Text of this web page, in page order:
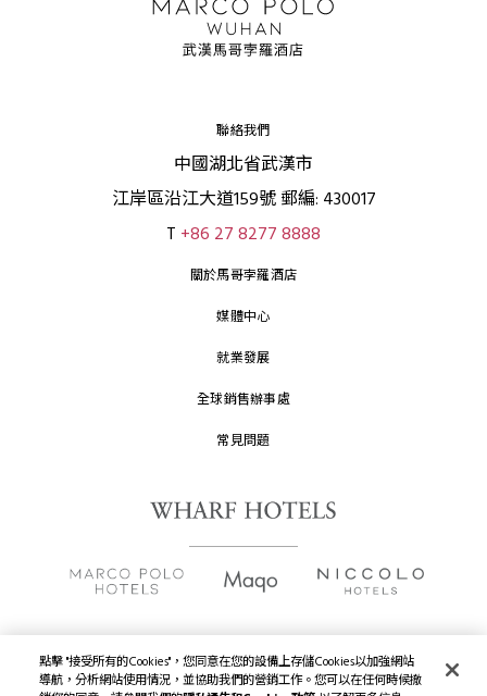
聯絡我們
中國湖北省武漢市
江岸區沿江大道159號 郵編: 430017
T +86 27 8277 8888
關於馬哥孛羅酒店
媒體中心
就業發展
全球銷售辦事處
常見問題
版權及原稿2026 © 九龍倉酒店保留一切權利。
點擊 "接受所有的Cookies"，您同意在您的設備上存儲Cookies以加強網站
導航，分析網站使用情況，並協助我們的營銷工作。您可以在任何時候撤